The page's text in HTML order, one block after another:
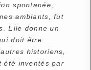
spontanée,
ambiants, fut
Elle donne un
doit être
historiens,
été inventés par